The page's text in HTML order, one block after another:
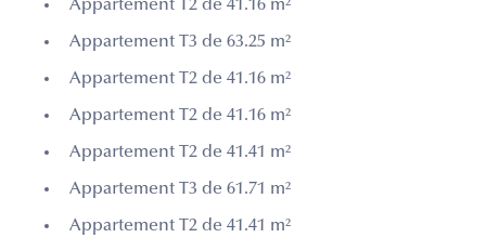
Appartement T2 de 41.16 m²
Appartement T3 de 63.25 m²
Appartement T2 de 41.16 m²
Appartement T2 de 41.16 m²
Appartement T2 de 41.41 m²
Appartement T3 de 61.71 m²
Appartement T2 de 41.41 m²